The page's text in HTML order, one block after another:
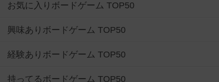
お気に入りボードゲーム TOP50
興味ありボードゲーム TOP50
経験ありボードゲーム TOP50
持ってるボードゲーム TOP50